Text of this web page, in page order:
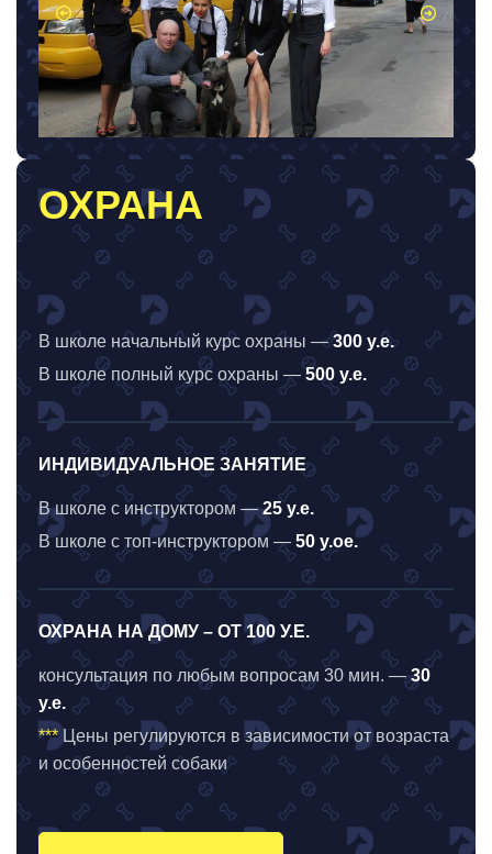
ОХРАНА
В школе начальный курс охраны —300 у.е.
В школе полный курс охраны —500 у.е.
ИНДИВИДУАЛЬНОЕ ЗАНЯТИЕ
В школе с инструктором —25 у.е.
В школе с топ-инструктором — 50 у.ое.
ОХРАНА НА ДОМУ – ОТ 100 У.Е.
консультация по любым вопросам 30 мин. —30
у.е.
*** Цены регулируются в зависимости от возраста
и особенностей собаки